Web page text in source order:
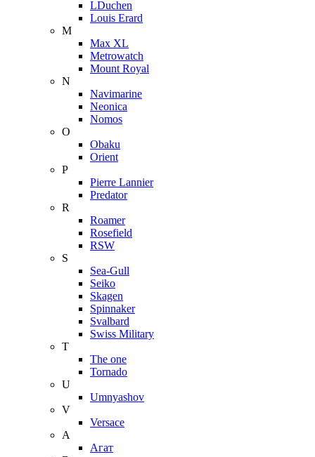
LDuchen
Louis Erard
M
Max XL
Metrowatch
Mount Royal
N
Navimarine
Neonica
Nomos
O
Obaku
Orient
P
Pierre Lannier
Predator
R
Roamer
Rosefield
RSW
S
Sea-Gull
Seiko
Skagen
Spinnaker
Svalbard
Swiss Military
T
The one
Tornado
U
Umnyashov
V
Versace
А
Агат